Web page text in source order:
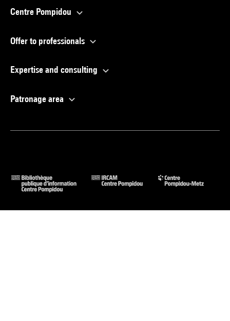
Centre Pompidou
Offer to professionals
Expertise and consulting
Patronage area